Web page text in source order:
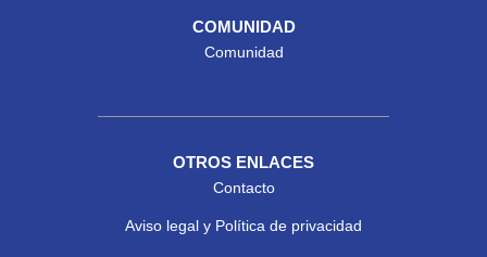
COMUNIDAD
Comunidad
OTROS ENLACES
Contacto
Aviso legal y Política de privacidad